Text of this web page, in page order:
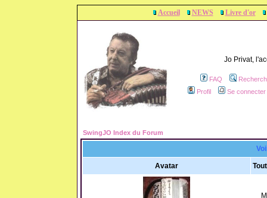
Accueil NEWS Livre d'or
Jo Privat,
FAQ
Profil
Se
SwingJO Index du Forum
Avatar